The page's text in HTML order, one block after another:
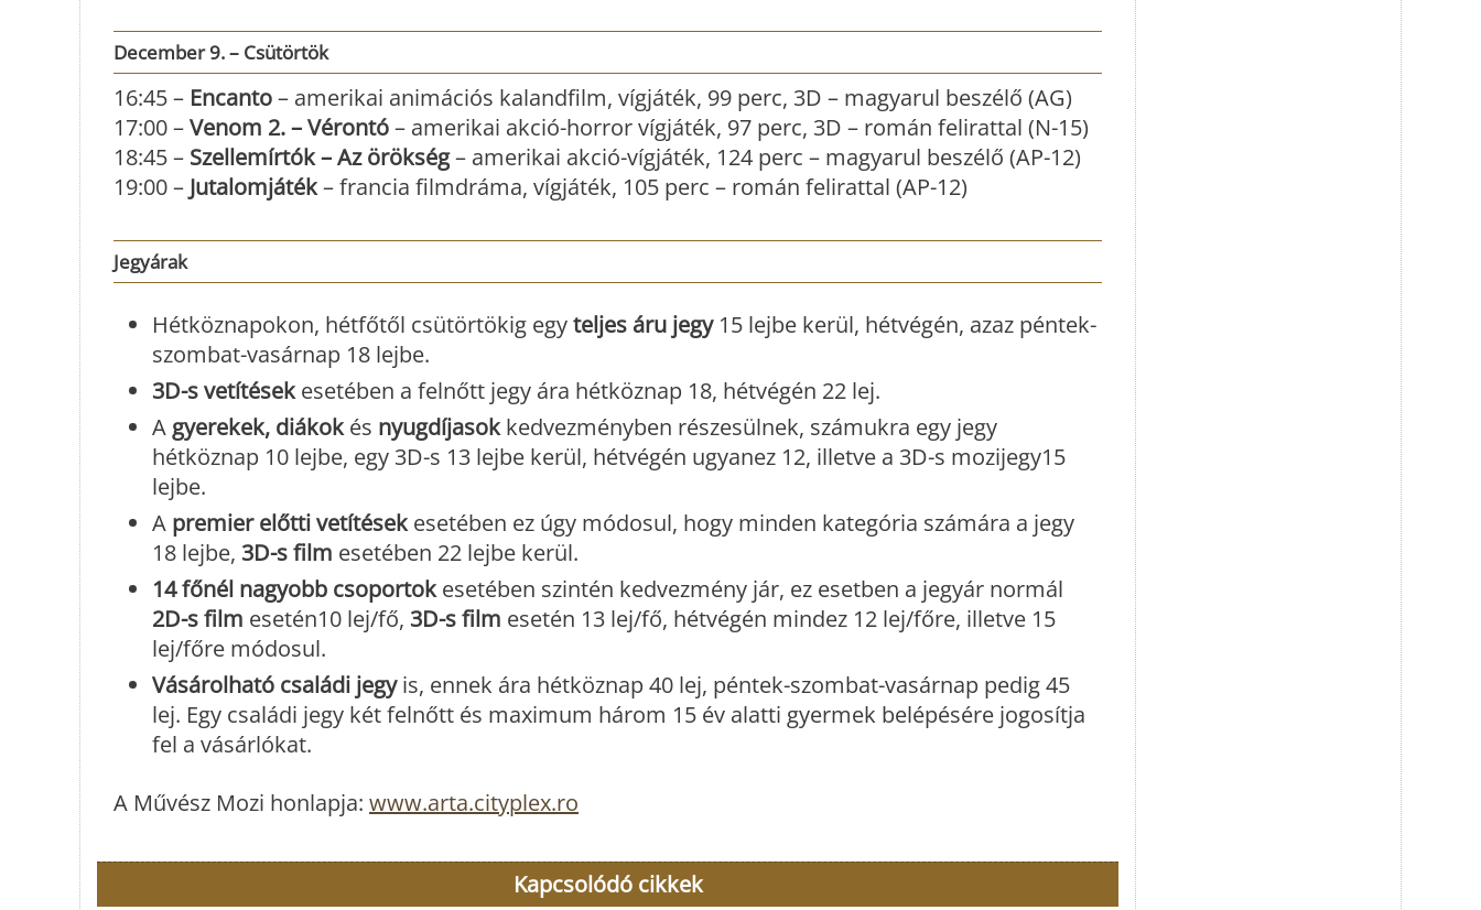
December 9. – Csütörtök
16:45 – Encanto– amerikai animációs kalandfilm, vígjáték, 99 perc, 3D – magyarul beszélő (AG)
17:00 –Venom 2. – Vérontó– amerikai akció-horror vígjáték, 97 perc, 3D – román felirattal (N-15)
18:45 – Szellemírtók – Az örökség– amerikai akció-vígjáték, 124 perc – magyarul beszélő (AP-12)
19:00 – Jutalomjáték– francia filmdráma, vígjáték, 105 perc – román felirattal (AP-12)
Jegyárak
Hétköznapokon, hétfőtől csütörtökig egyteljes áru jegy15 lejbe kerül, hétvégén, azaz péntek-
szombat-vasárnap 18 lejbe.
3D-s vetítésekesetében a felnőtt jegy ára hétköznap 18, hétvégén 22 lej.
Agyerekek, diákokés nyugdíjasokkedvezményben részesülnek, számukra egy jegy
hétköznap 10 lejbe, egy 3D-s 13 lejbe kerül, hétvégén ugyanez 12, illetve a 3D-s mozijegy15
lejbe.
A premier előtti vetítésekesetében ez úgy módosul, hogy minden kategória számára a jegy
18 lejbe, 3D-s film esetében 22 lejbe kerül.
14 főnél nagyobb csoportokesetében szintén kedvezmény jár, ez esetben a jegyár normál
2D-s film esetén10 lej/fő, 3D-s film esetén 13 lej/fő, hétvégén mindez 12 lej/főre, illetve 15
lej/főre módosul.
Vásárolható családi jegyis, ennek ára hétköznap 40 lej, péntek-szombat-vasárnap pedig 45
lej. Egy családi jegy két felnőtt és maximum három 15 év alatti gyermek belépésére jogosítja
fel a vásárlókat.
A Művész Mozi honlapja: www.arta.cityplex.ro
Kapcsolódó cikkek